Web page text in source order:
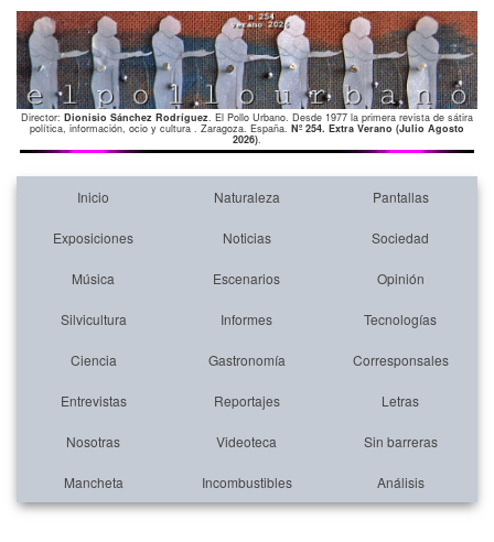
Director: Dionisio Sánchez Rodríguez. El Pollo Urbano. Desde 1977 la primera revista de sátira
política, información, ocio y cultura . Zaragoza. España. Nº 254. Extra Verano (Julio Agosto
2026).
Inicio Naturaleza Pantallas
Exposiciones Noticias Sociedad
Música Escenarios Opinión
Silvicultura Informes Tecnologías
Ciencia Gastronomía Corresponsales
Entrevistas Reportajes Letras
Nosotras Videoteca Sin barreras
Mancheta Incombustibles Análisis